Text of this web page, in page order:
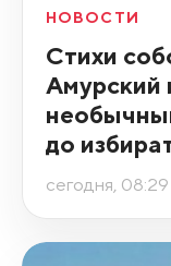
НОВОСТИ
Стихи
Амурский
до
сегодня, 08:29